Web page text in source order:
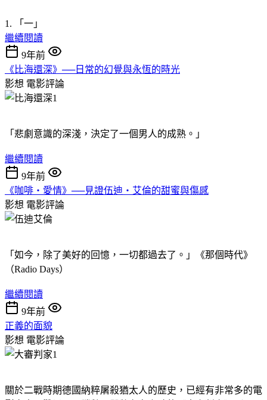
1. 「一」
繼續閱讀
9年前
《比海還深》──日常的幻覺與永恆的時光
影想 電影評論
「悲劇意識的深淺，決定了一個男人的成熟。」
繼續閱讀
9年前
《咖啡‧愛情》──見證伍迪‧艾倫的甜蜜與傷感
影想 電影評論
「如今，除了美好的回憶，一切都過去了。」《那個時代》
（Radio Days）
繼續閱讀
9年前
正義的面貌
影想 電影評論
關於二戰時期德國納粹屠殺猶太人的歷史，已經有非常多的電